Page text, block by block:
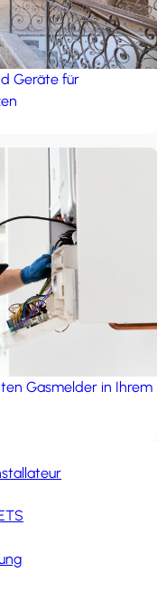
Geräte für
Gasmelder in Ihrem